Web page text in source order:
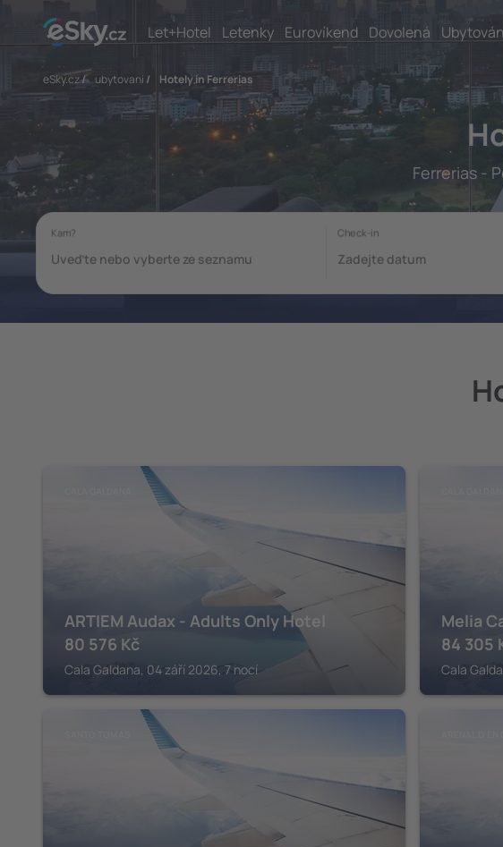
Let+Hotel Letenky Eurovíkend Dovolená
eSky.cz/ ubytovani / Hotely in Ferrerias
Ferrerias -
ARTIEM Audax - Adults Only Hotel
80 576 Kč
Cala Galdana, 04 září 2026, 7 nocí
Melia
84 305
Cala
ARENAL